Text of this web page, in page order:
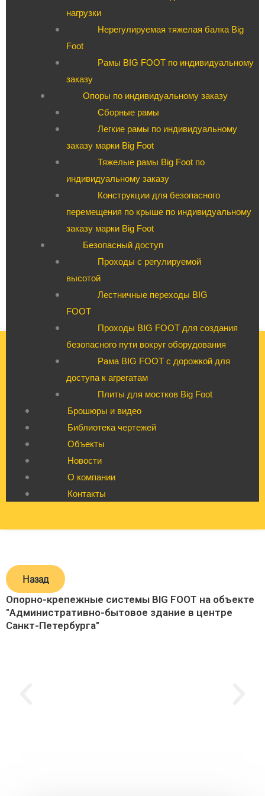
нагрузки
Нерегулируемая тяжелая балка Big
Foot
Рамы BIG FOOT по индивидуальному
заказу
Опоры по индивидуальному заказу
Сборные рамы
Легкие рамы по индивидуальному
заказу марки Big Foot
Тяжелые рамы Big Foot по
индивидуальному заказу
Конструкции для безопасного
перемещения по крыше по индивидуальному
заказу марки Big Foot
Безопасный доступ
Проходы с регулируемой
высотой
Лестничные переходы BIG
FOOT
Проходы BIG FOOT для создания
безопасного пути вокруг оборудования
Рама BIG FOOT с дорожкой для
доступа к агрегатам
Плиты для мостков Big Foot
Брошюры и видео
Библиотека чертежей
Объекты
Новости
О компании
Контакты
Назад
Опорно-крепежные системы BIG FOOT на объекте
"Административно-бытовое здание в центре
Санкт-Петербурга"